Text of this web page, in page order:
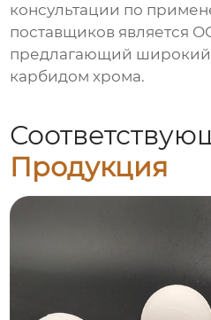
консультации по
поставщиков является
предлагающий широкий
карбидом хрома.
Продукция